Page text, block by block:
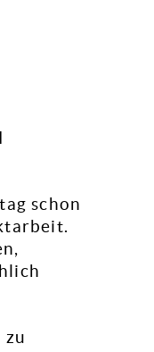
schon
zu